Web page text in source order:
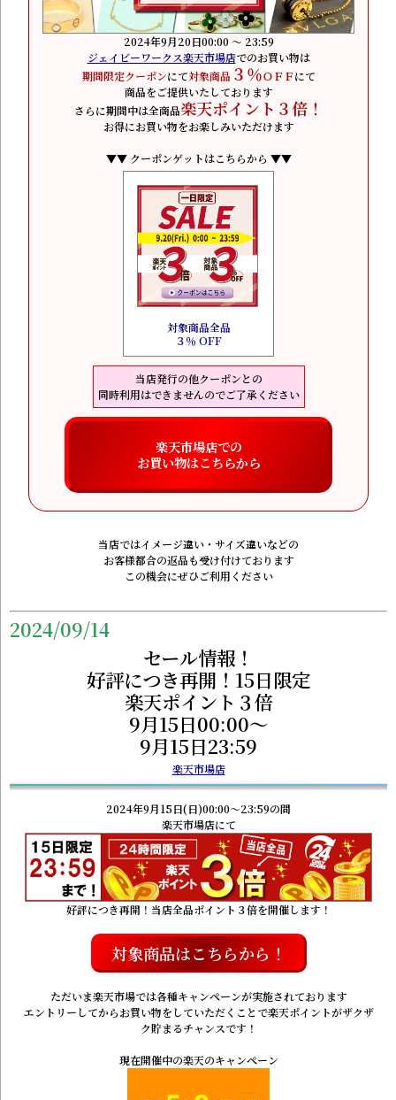
2024年9月20日00:00 ～ 23:59
ジェイビーワークス楽天市場店でのお買い物は
期間限定クーポンにて対象商品 ３％ＯＦＦにて
商品をご提供いたしております
さらに期間中は全商品楽天ポイント３倍！
お得にお買い物をお楽しみいただけます
▼▼ クーポンゲットはこちらから ▼▼
対象商品全品
３％ OFF
当店発行の他クーポンとの
同時利用はできませんのでご了承ください
楽天市場店での
お買い物はこちらから
当店ではイメージ違い・サイズ違いなどの
お客様都合の返品も受け付けております
この機会にぜひご利用ください
2024/09/14
セール情報！
好評につき再開！15日限定
楽天ポイント３倍
9月15日00:00～
9月15日23:59
楽天市場店
2024年9月15日(日)00:00～23:59の間
楽天市場店にて
好評につき再開！当店全品ポイント３倍を開催します！
対象商品はこちらから！
ただいま楽天市場では各種キャンペーンが実施されております
エントリーしてからお買い物をしていただくことで楽天ポイントがザクザ
ク貯まるチャンスです！
現在開催中の楽天のキャンペーン